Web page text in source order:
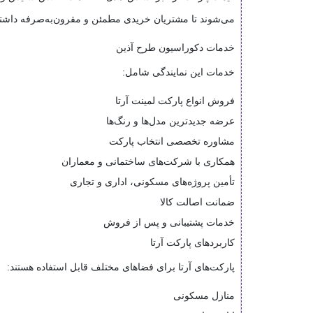
می‌شوند تا مشتریان خریدی مطمئن و مقرون‌به‌صرفه
خدمات دکوراسیون طرح آذین
خدمات این نمایندگی شامل:
فروش انواع پارکت لمینت آرتا
عرضه جدیدترین مدل‌ها و رنگ‌ها
مشاوره تخصصی انتخاب پارکت
همکاری با شرکت‌های ساختمانی و معماران
تأمین پروژه‌های مسکونی، اداری و تجاری
ضمانت اصالت کالا
خدمات پشتیبانی و پس از فروش
کاربردهای پارکت آرتا
پارکت‌های آرتا برای فضاهای مختلف قابل استفاده هستند:
منازل مسکونی